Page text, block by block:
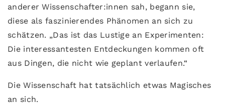
anderer Wissenschafter:innen sah, begann sie,
diese als faszinierendes Phänomen an sich zu
schätzen. „Das ist das Lustige an Experimenten:
Die interessantesten Entdeckungen kommen oft
aus Dingen, die nicht wie geplant verlaufen.“
Die Wissenschaft hat tatsächlich etwas Magisches
an sich.